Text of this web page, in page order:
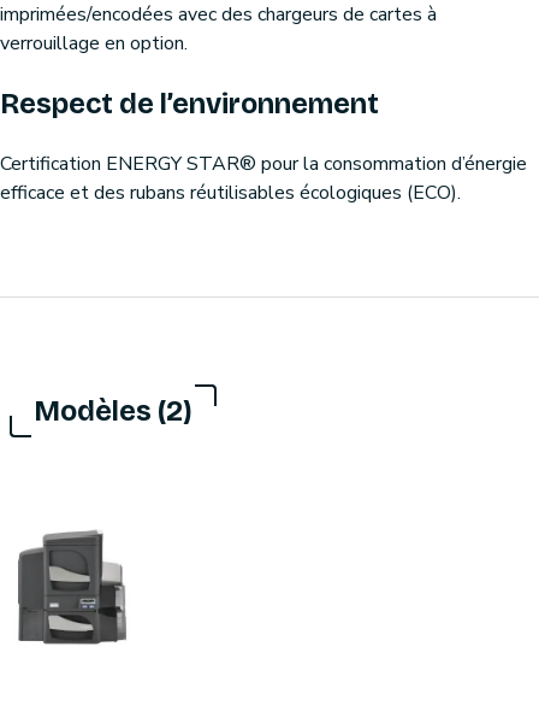
imprimées/encodées avec des chargeurs de cartes à
verrouillage en option.
Respect de l’environnement
Certification ENERGY STAR® pour la consommation d’énergie
efficace et des rubans réutilisables écologiques (ECO).
Modèles (2)